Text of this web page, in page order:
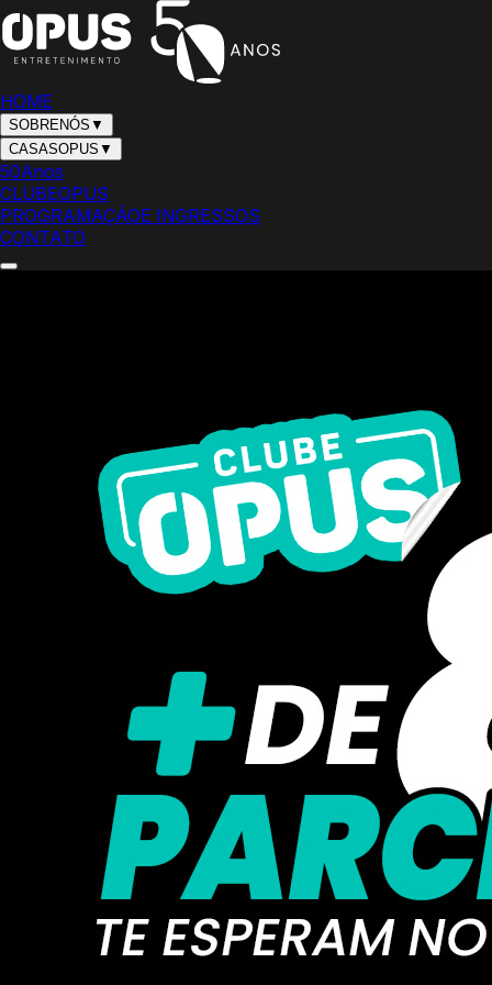
HOME
SOBRENÓS ▼
CASASOPUS ▼
50Anos
CLUBEOPUS
PROGRAMAÇÃOE INGRESSOS
CONTATO